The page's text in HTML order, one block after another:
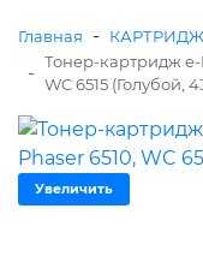
Главная -
- Тонер-картридж e-
WC 6515 (Голубой,
Увеличить